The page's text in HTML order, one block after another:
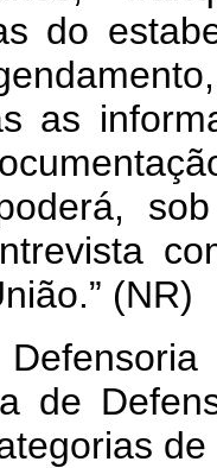
do
as
(NR)
de